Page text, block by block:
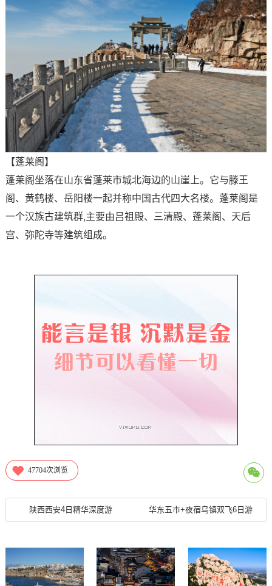
【蓬莱阁】
蓬莱阁坐落在山东省蓬莱市城北海边的山崖上。它与滕王
阁、黄鹤楼、岳阳楼一起并称中国古代四大名楼。蓬莱阁是
一个汉族古建筑群,主要由吕祖殿、三清殿、蓬莱阁、天后
宫、弥陀寺等建筑组成。
47704次浏览
陕西西安4日精华深度游 华东五市+夜宿乌镇双飞6日游